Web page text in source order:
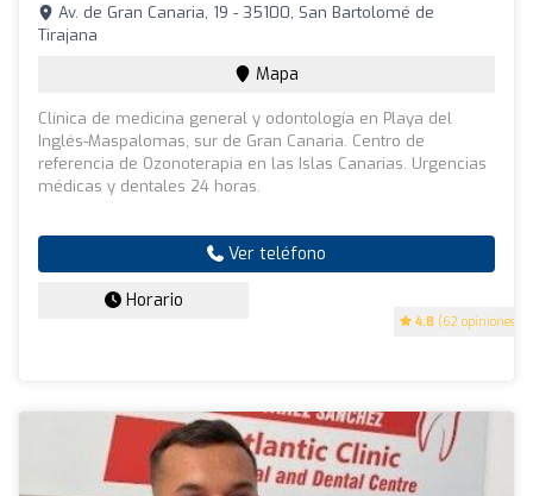
4.8 (62 opiniones)
Av. de Gran Canaria, 19 - 35100, San Bartolomé de
Tirajana
Mapa
Clínica de medicina general y odontología en Playa del
Inglés-Maspalomas, sur de Gran Canaria. Centro de
referencia de Ozonoterapia en las Islas Canarias. Urgencias
médicas y dentales 24 horas.
Ver teléfono
Horario